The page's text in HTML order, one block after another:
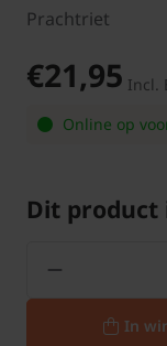
Prachtriet
€21,95 Incl.
Online op
Dit product
In